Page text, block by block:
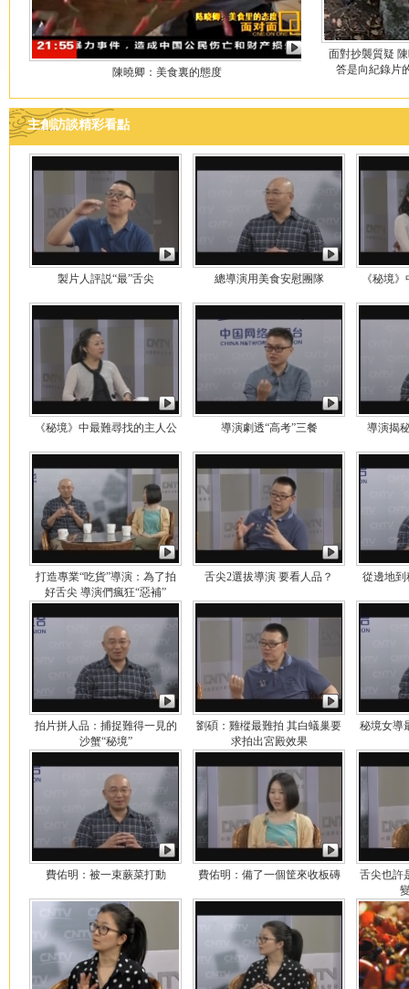
陳曉卿：美食裏的態度
面對抄襲質疑
答是向紀錄片
主創訪談精彩看點
製片人評説“最”舌尖 總導演用美食安慰團隊 《秘境
《秘境》中最難尋找的主人公 導演劇透“高考”三餐 導演揭
打造專業“吃貨”導演：為了拍
好舌尖 導演們瘋狂“惡補”
舌尖2選拔導演 要看人品？ 從邊地
拍片拼人品：捕捉難得一見的
沙蟹“秘境”
劉碩：雞樅最難拍 其白蟻巢要
求拍出宮殿效果
秘境女導
費佑明：被一束蕨菜打動 費佑明：備了一個筐來收板磚
舌尖也許